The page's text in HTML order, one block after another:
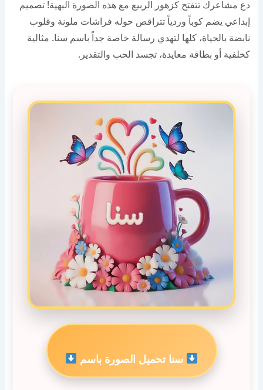
دع مشاعرك تتفتح كزهور الربيع مع هذه الصورة البهية! تصميم
إبداعي يضم كوباً وردياً تتراقص حوله فراشات ملونة وقلوب
نابضة بالحياة، كلها لتهدي رسالة خاصة جداً باسم سنا. مثالية
كخلفية أو بطاقة معايدة، تجسد الحب والتقدير.
سنا تحميل الصورة باسم